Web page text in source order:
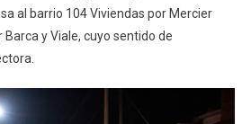
al barrio 104 Viviendas por Mercier
y Viale, cuyo sentido de